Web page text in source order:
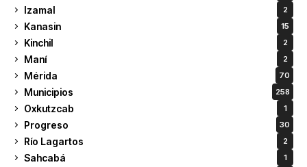
Izamal 2
Kanasin 15
Kinchil 2
Maní 2
Mérida 70
Municipios 258
Oxkutzcab 1
Progreso 30
Río Lagartos 2
Sahcabá 1